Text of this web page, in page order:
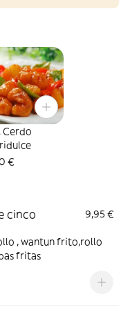
Cerdo
€
cinco
9,95 €
, wantun frito,rollo
fritas